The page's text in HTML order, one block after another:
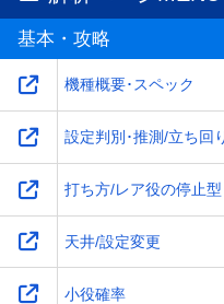
基本・攻略
機種概要･スペック
設定判別･推測/立ち回
打ち方/レア役の停止型
天井/設定変更
小役確率